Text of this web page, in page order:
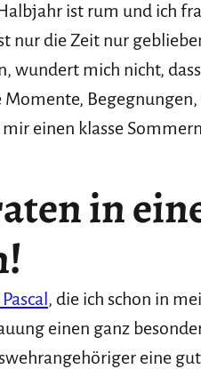
ist rum und ich
nur die Zeit nur
wundert mich nicht,
Momente,
einen klasse
in
, die ich schon in
einen ganz
eine